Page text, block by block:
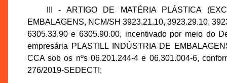
III - ARTIGO DE MATÉRIA PLÁSTICA
EMBALAGENS, NCM/SH 3923.21.10, 3923.29.10,
6305.33.90 e 6305.90.00, incentivado por meio do
empresária PLASTILL INDÚSTRIA DE
CCA sob os nºs 06.201.244-4 e 06.301.004-6,
276/2019-SEDECTI;